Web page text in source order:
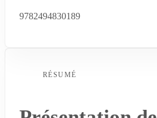
9782494830189
RÉSUMÉ